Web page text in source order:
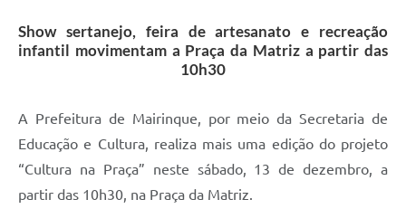
Show sertanejo, feira de artesanato e recreação
infantil movimentam a Praça da Matriz a partir das
10h30
A Prefeitura de Mairinque, por meio da Secretaria de
Educação e Cultura, realiza mais uma edição do projeto
“Cultura na Praça” neste sábado, 13 de dezembro, a
partir das 10h30, na Praça da Matriz.